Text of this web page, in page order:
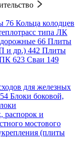
76 Кольца колодцев
типа ЛК
66 Плиты
и др.) 442 Плиты
ПК 623 Сваи 149
для железных
54 Блоки боковой,
распорок и
мостового
(плиты